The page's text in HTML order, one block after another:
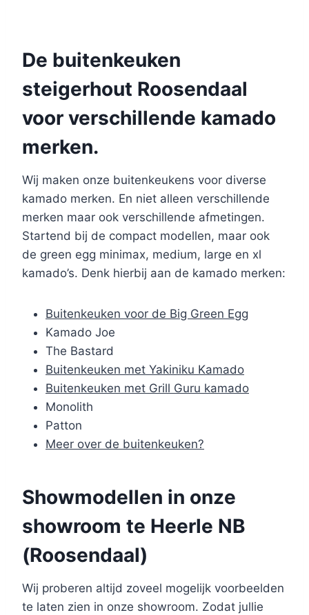
De buitenkeuken
steigerhout Roosendaal
voor verschillende kamado
merken.
Wij maken onze buitenkeukens voor diverse
kamado merken. En niet alleen verschillende
merken maar ook verschillende afmetingen.
Startend bij de compact modellen, maar ook
de green egg minimax, medium, large en xl
kamado’s. Denk hierbij aan de kamado merken:
Buitenkeuken voor de Big Green Egg
Kamado Joe
The Bastard
Buitenkeuken met Yakiniku Kamado
Buitenkeuken met Grill Guru kamado
Monolith
Patton
Meer over de buitenkeuken?
Showmodellen in onze
showroom te Heerle NB
(Roosendaal)
Wij proberen altijd zoveel mogelijk voorbeelden
te laten zien in onze showroom. Zodat jullie